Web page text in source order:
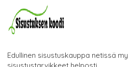
Edullinen sisustuskauppa netissä